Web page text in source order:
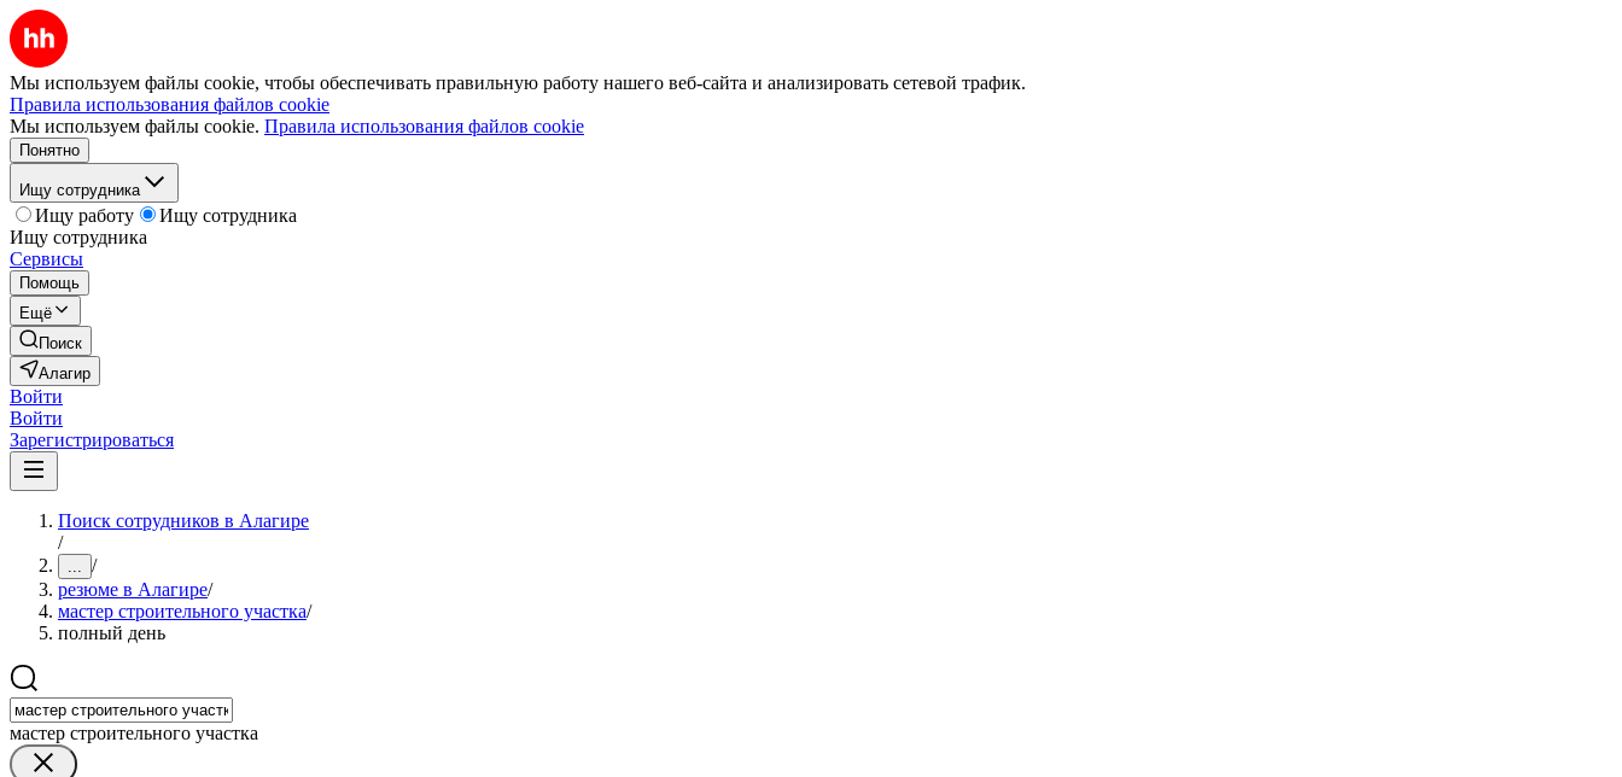
Мы используем файлы cookie, чтобы обеспечивать правильную работу нашего веб-сайта и анализировать сетевой трафик.
Правила использования файлов cookie
Мы используем файлы cookie. Правила использования файлов cookie
Понятно
Ищу сотрудника
Ищу работу
Ищу сотрудника
Ищу сотрудника
Сервисы
Помощь
Ещё
Поиск
Алагир
Войти
Войти
Зарегистрироваться
Поиск сотрудников в Алагире
/
... /
резюме в Алагире/
мастер строительного участка/
полный день
мастер строительного участка